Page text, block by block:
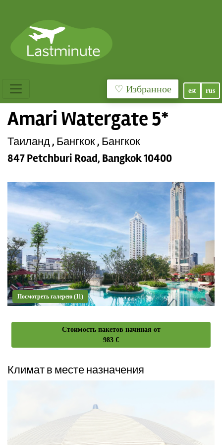
♡ Избранное est rus
Amari Watergate 5*
Таиланд , Бангкок , Бангкок
847 Petchburi Road, Bangkok 10400
Посмотреть галерею (11)
Стоимость пакетов начиная от
983 €
Климат в месте назначения